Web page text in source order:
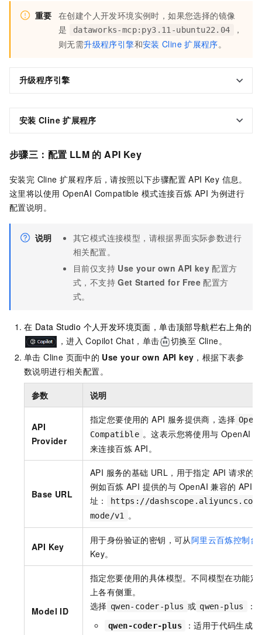
重要 在创建个人开发环境实例时，如果您选择的镜像
是
dataworks-mcp:py3.11-ubuntu22.04
，
则无需升级程序引擎和安装 Cline 扩展程序。
升级程序引擎
安装 Cline 扩展程序
步骤三：配置 LLM 的 API Key
安装完 Cline 扩展程序后，请按照以下步骤配置 API Key 信息。
这里将以使用 OpenAI Compatible 模式连接百炼 API 为例进行
配置说明。
说明
其它模式连接模型，请根据界面实际参数进行
相关配置。
目前仅支持 Use your own API key 配置方
式，不支持 Get Started for Free 配置方
式。
在 Data Studio 个人开发环境页面，单击顶部导航栏右上角的
，进入 Copilot Chat，单击
切换至 Cline。
单击 Cline 页面中的 Use your own API key ，根据下表参
数说明进行相关配置。
参数 说明
API
Provider
指定您要使用的 API 服务提供商，选择
Compatible 。这表示您将使用与 OpenAI
来连接百炼 API。
Base URL
API 服务的基础 URL，用于指定 API 请求的
例如百炼 API 提供的与 OpenAI 兼容的 API
址：
https://
mode/v1
。
API Key
用于身份验证的密钥，可从阿里云百炼控制台
Key。
Model ID
指定您要使用的具体模型。不同模型在功能定
上各有侧重。
选择 qwen-coder-plus 或 qwen-plus ：
qwen-coder-plus ：适用于代码生成